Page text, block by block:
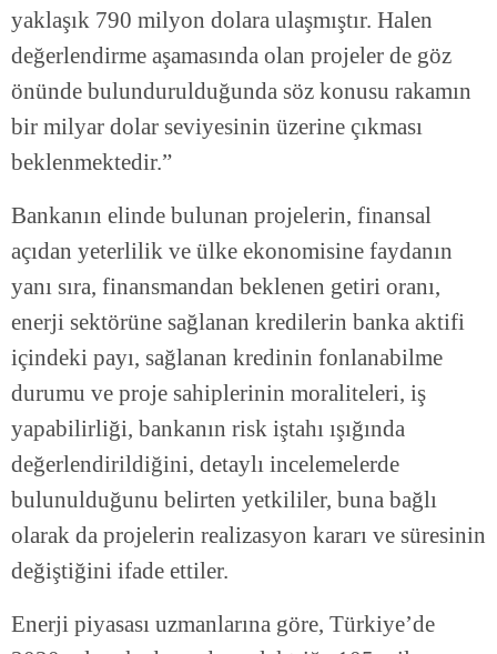
yaklaşık 790 milyon dolara ulaşmıştır. Halen
değerlendirme aşamasında olan projeler de göz
önünde bulundurulduğunda söz konusu rakamın
bir milyar dolar seviyesinin üzerine çıkması
beklenmektedir.”
Bankanın elinde bulunan projelerin, finansal
açıdan yeterlilik ve ülke ekonomisine faydanın
yanı sıra, finansmandan beklenen getiri oranı,
enerji sektörüne sağlanan kredilerin banka aktifi
içindeki payı, sağlanan kredinin fonlanabilme
durumu ve proje sahiplerinin moraliteleri, iş
yapabilirliği, bankanın risk iştahı ışığında
değerlendirildiğini, detaylı incelemelerde
bulunulduğunu belirten yetkililer, buna bağlı
olarak da projelerin realizasyon kararı ve süresinin
değiştiğini ifade ettiler.
Enerji piyasası uzmanlarına göre, Türkiye’de